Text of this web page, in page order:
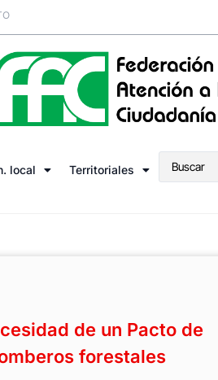
local Territoriales
de un Pacto de
forestales